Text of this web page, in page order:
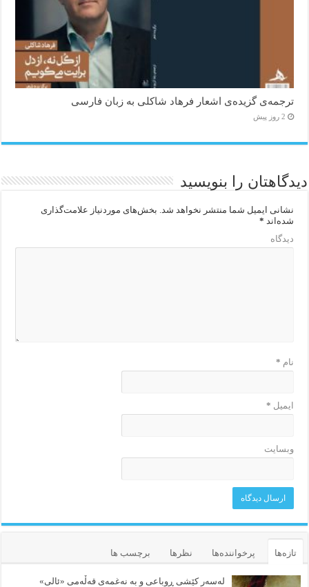
ترجمه‌ی گزیده‌‌ی اشعار فرهاد شاکلی به زبان فارسی
2 روز پیش
دیدگاهتان را بنویسید
نشانی ایمیل شما منتشر نخواهد شد. بخش‌های موردنیاز علامت‌گذاری
شده‌اند *
دیدگاه
نام *
ایمیل *
وبسایت
تازه‌ها پرخواننده‌ها نظرها برچسب ها
لەسەر کێشی ڕوباعی و به نەغمەی قەڵەمی «ئالی»